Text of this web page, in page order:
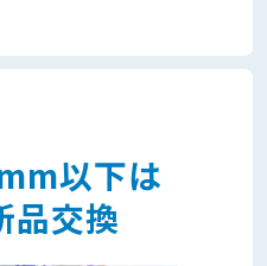
以下は
品交換